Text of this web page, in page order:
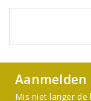
Mis niet langer